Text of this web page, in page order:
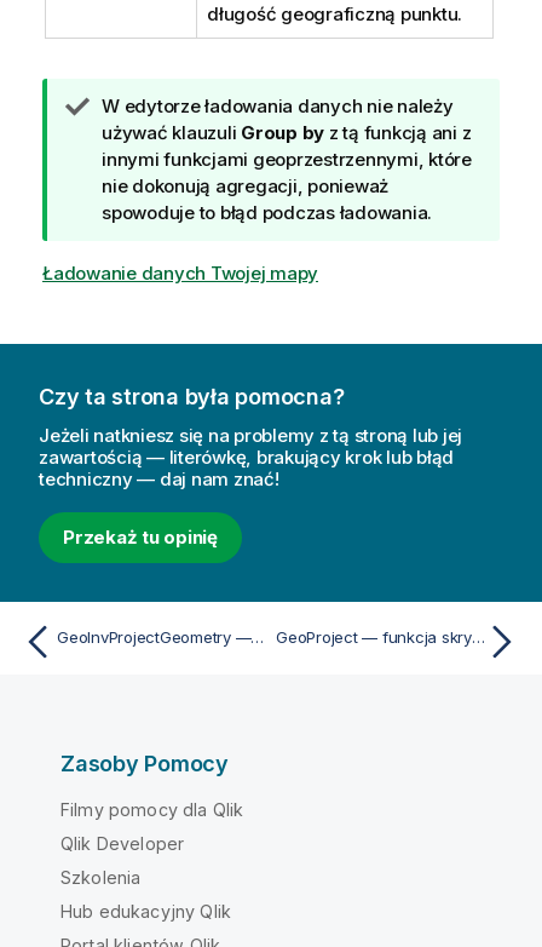
długość geograficzną punktu.
W
s
k
a
z
w
W edytorze ładowania danych nie należy
używać klauzuli Group by z tą funkcją ani z
innymi funkcjami geoprzestrzennymi, które
nie dokonują agregacji, ponieważ
spowoduje to błąd podczas ładowania.
Ładowanie danych Twojej mapy
Czy ta strona była pomocna?
Jeżeli natkniesz się na problemy z tą stroną lub jej
zawartością — literówkę, brakujący krok lub błąd
techniczny — daj nam znać!
Przekaż tu opinię
GeoInvProjectGeometry — funkcja skryptu i funkcja wykresu GeoProject — funkcja skryptu i funkcja wykresu
Zasoby Pomocy
Filmy pomocy dla Qlik
Qlik Developer
Szkolenia
Hub edukacyjny Qlik